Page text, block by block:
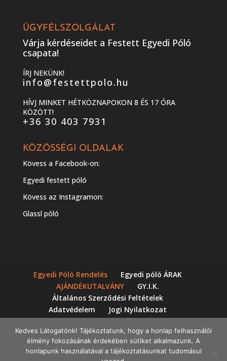
ÜGYFÉLSZOLGÁLAT
Várja kérdéseidet a Festett Egyedi Póló
csapata!
ÍRJ NEKÜNK!
info@festettpolo.hu
HÍVJ MINKET HÉTKÖZNAPOKON 8 ÉS 17 ÓRA
KÖZÖTT!
+36 30 403 7931
KÖZÖSSÉGI OLDALAK
Kövess a Facebook-on:
Egyedi festett póló
Kövess az Instagramon:
Glassl póló
Egyedi Póló Rendelés
Egyedi póló ÁRAK
AJÁNDÉKUTALVÁNY
GY.I.K.
Általános Szerződési Feltételek
Adatvédelem
Jogi Nyilatkozat
Impresszum
Workshopok
Kedves Látogatónk! Tájékoztatunk, hogy a honlap felhasználói
élmény fokozásának érdekében sütiket alkalmazunk. A
honlapunk használatával a tájékoztatásunkat tudomásul